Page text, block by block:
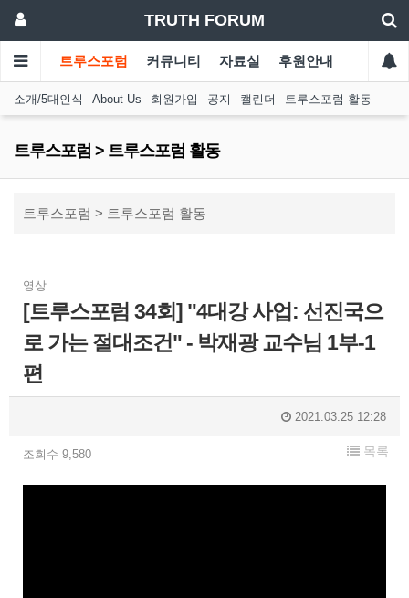
TRUTH FORUM
트루스포럼 커뮤니티 자료실 후원안내
소개/5대인식 About Us 회원가입 공지 캘린더 트루스포럼 활동
트루스포럼 > 트루스포럼 활동
트루스포럼 > 트루스포럼 활동
영상
[트루스포럼 34회] "4대강 사업: 선진국으
로 가는 절대조건" - 박재광 교수님 1부-1
편
2021.03.25 12:28
조회수 9,580 목록